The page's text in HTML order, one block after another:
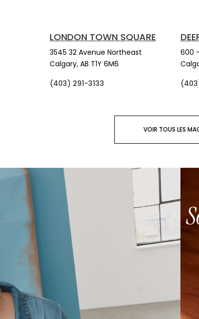
LONDON TOWN SQUARE
3545 32 Avenue Northeast
Calgary, AB T1Y 6M6
(403) 291-3133
600 -
VOIR TOUS LES